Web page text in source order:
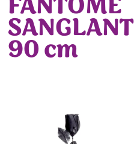
SANGLANT
90 cm